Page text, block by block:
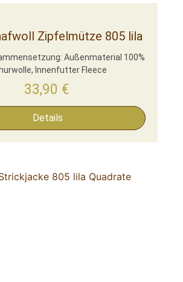
Zipfelmütze 805 lila
Außenmaterial 100%
Innenfutter Fleece
33,90 €
Details